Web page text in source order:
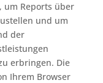
um Reports über
und um
der
erbringen. Die
Ihrem Browser